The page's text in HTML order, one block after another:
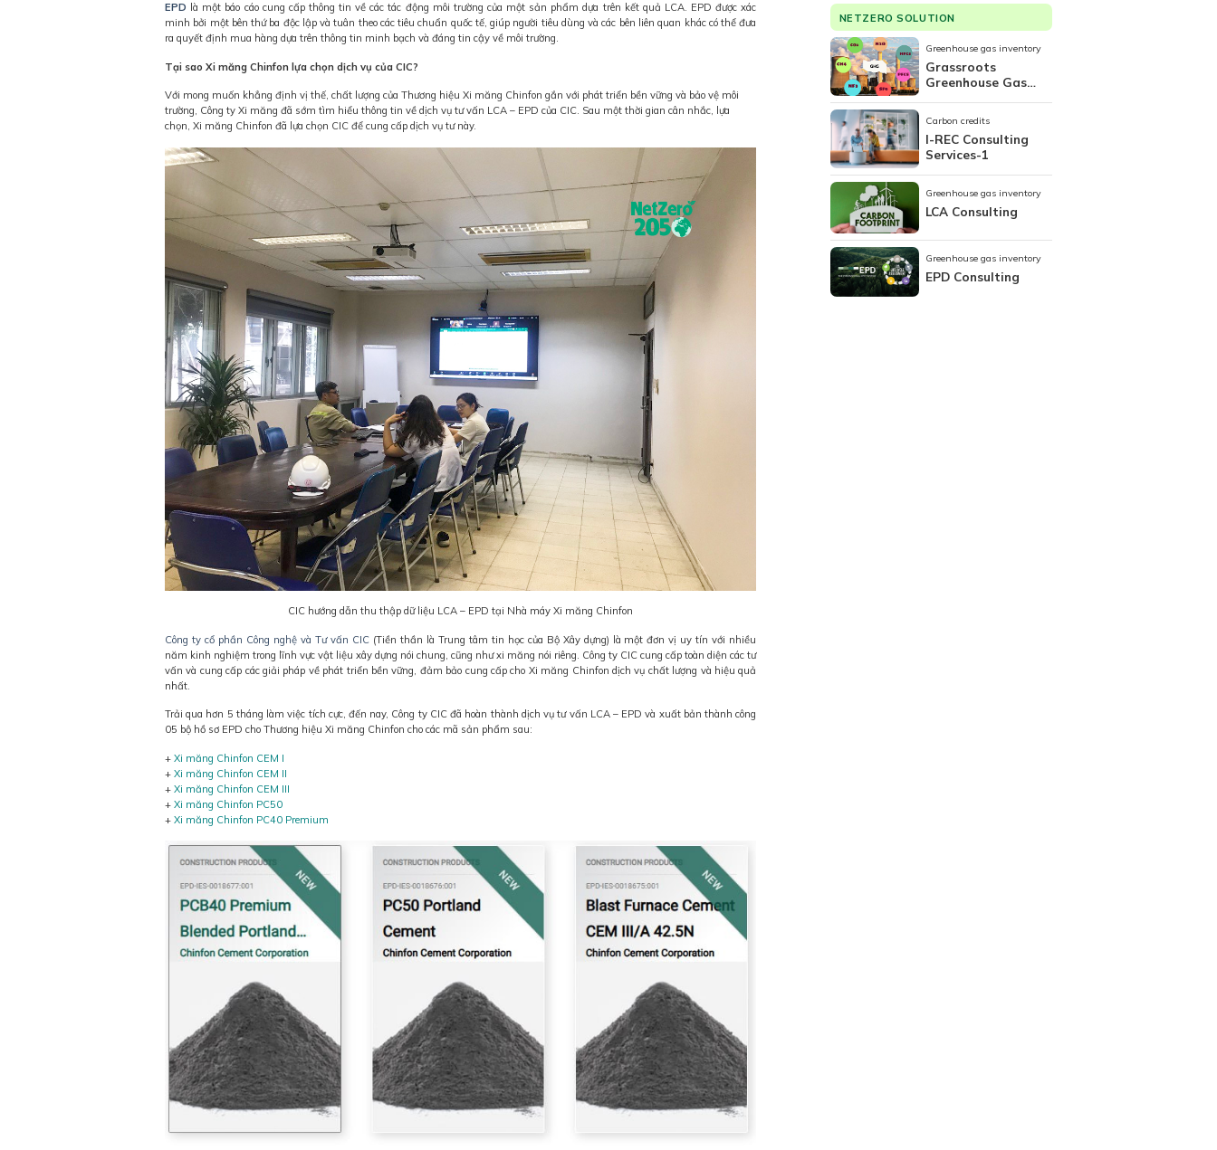
EPD là một báo cáo cung cấp thông tin về các tác động môi trường của một sản phẩm dựa trên kết quả LCA. EPD được xác
minh bởi một bên thứ ba độc lập và tuân theo các tiêu chuẩn quốc tế, giúp người tiêu dùng và các bên liên quan khác có thể đưa
ra quyết định mua hàng dựa trên thông tin minh bạch và đáng tin cậy về môi trường.
Tại sao Xi măng Chinfon lựa chọn dịch vụ của CIC?
Với mong muốn khẳng định vị thế, chất lượng của Thương hiệu Xi măng Chinfon gắn với phát triển bền vững và bảo vệ môi
trường, Công ty Xi măng đã sớm tìm hiểu thông tin về dịch vụ tư vấn LCA – EPD của CIC. Sau một thời gian cân nhắc, lựa
chọn, Xi măng Chinfon đã lựa chọn CIC để cung cấp dịch vụ tư này.
CIC hướng dẫn thu thập dữ liệu LCA – EPD tại Nhà máy Xi măng Chinfon
Công ty cổ phần Công nghệ và Tư vấn CIC(Tiền thần là Trung tâm tin học của Bộ Xây dựng) là một đơn vị uy tín với nhiều
năm kinh nghiệm trong lĩnh vực vật liệu xây dựng nói chung, cũng như xi măng nói riêng. Công ty CIC cung cấp toàn diện các tư
vấn và cung cấp các giải pháp về phát triển bền vững, đảm bảo cung cấp cho Xi măng Chinfon dịch vụ chất lượng và hiệu quả
nhất.
Trải qua hơn 5 tháng làm việc tích cực, đến nay, Công ty CIC đã hoàn thành dịch vụ tư vấn LCA – EPD và xuất bản thành công
05 bộ hồ sơ EPD cho Thương hiệu Xi măng Chinfon cho các mã sản phẩm sau:
+ Xi măng Chinfon CEM I
+ Xi măng Chinfon CEM II
+ Xi măng Chinfon CEM III
+ Xi măng Chinfon PC50
+ Xi măng Chinfon PC40 Premium
NETZERO SOLUTION
Greenhouse gas inventory
Grassroots
Greenhouse Gas
Carbon credits
I-REC Consulting
Services-1
Greenhouse gas inventory
LCA Consulting
Greenhouse gas inventory
EPD Consulting